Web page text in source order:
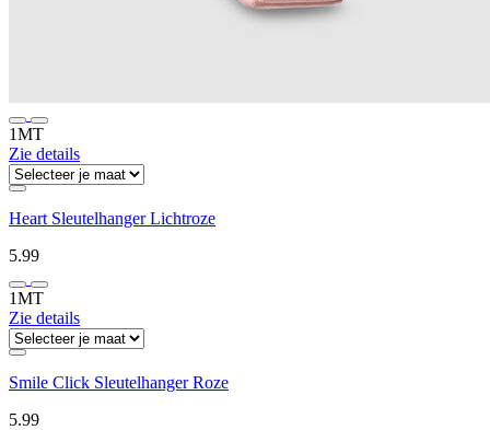
1MT
Zie details
Heart Sleutelhanger Lichtroze
5.99
1MT
Zie details
Smile Click Sleutelhanger Roze
5.99